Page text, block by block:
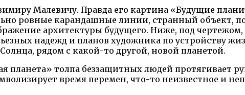
Малевичу. Правда его картина «Будущие
ровные карандашные линии, странный объект,
архитектуры будущего. Ниже, под
надежд и планов художника по устройству
рядом с какой-то другой, новой планетой.
планета» толпа беззащитных людей протягивает
время перемен, что-то неизвестное и